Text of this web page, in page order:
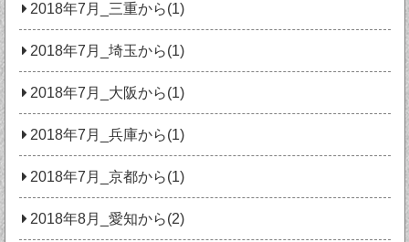
2018年7月_三重から(1)
2018年7月_埼玉から(1)
2018年7月_大阪から(1)
2018年7月_兵庫から(1)
2018年7月_京都から(1)
2018年8月_愛知から(2)